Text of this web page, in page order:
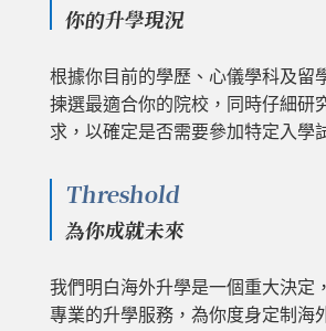
你的升學現況
根據你目前的學歷、心儀學科及留
揀選最適合你的院校，同時仔細研
求，以確定是否需要參加特定入學
Threshold
為你成就未來
我們明白海外升學是一個重大決定
專業的升學服務，為你度身定制海